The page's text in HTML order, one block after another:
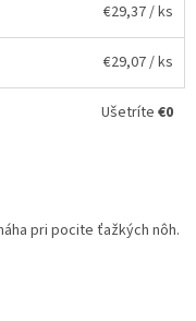
€29,37/ ks
€29,07/ ks
Ušetríte €0
pri pocite ťažkých nôh.